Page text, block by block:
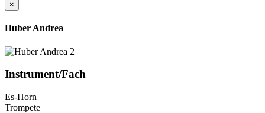
×
Huber Andrea
Instrument/Fach
Es-Horn
Trompete